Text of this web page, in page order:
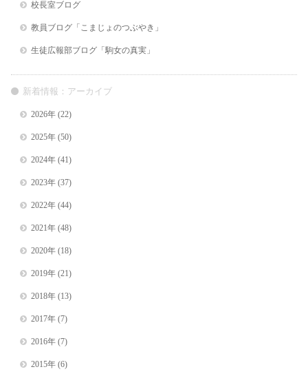
校長室ブログ
教員ブログ「こまじょのつぶやき」
生徒広報部ブログ「駒女の真実」
新着情報：アーカイブ
2026年(22)
2025年(50)
2024年(41)
2023年(37)
2022年(44)
2021年(48)
2020年(18)
2019年(21)
2018年(13)
2017年(7)
2016年(7)
2015年(6)